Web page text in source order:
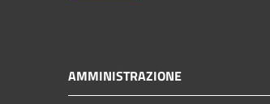
AMMINISTRAZIONE